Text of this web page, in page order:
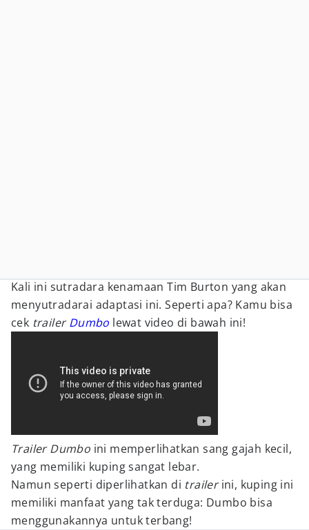
Kali ini sutradara kenamaan Tim Burton yang akan
menyutradarai adaptasi ini. Seperti apa? Kamu bisa
cek trailerDumbo lewat video di bawah ini!
Trailer Dumbo ini memperlihatkan sang gajah kecil,
yang memiliki kuping sangat lebar.
Namun seperti diperlihatkan di trailerini, kuping ini
memiliki manfaat yang tak terduga: Dumbo bisa
menggunakannya untuk terbang!